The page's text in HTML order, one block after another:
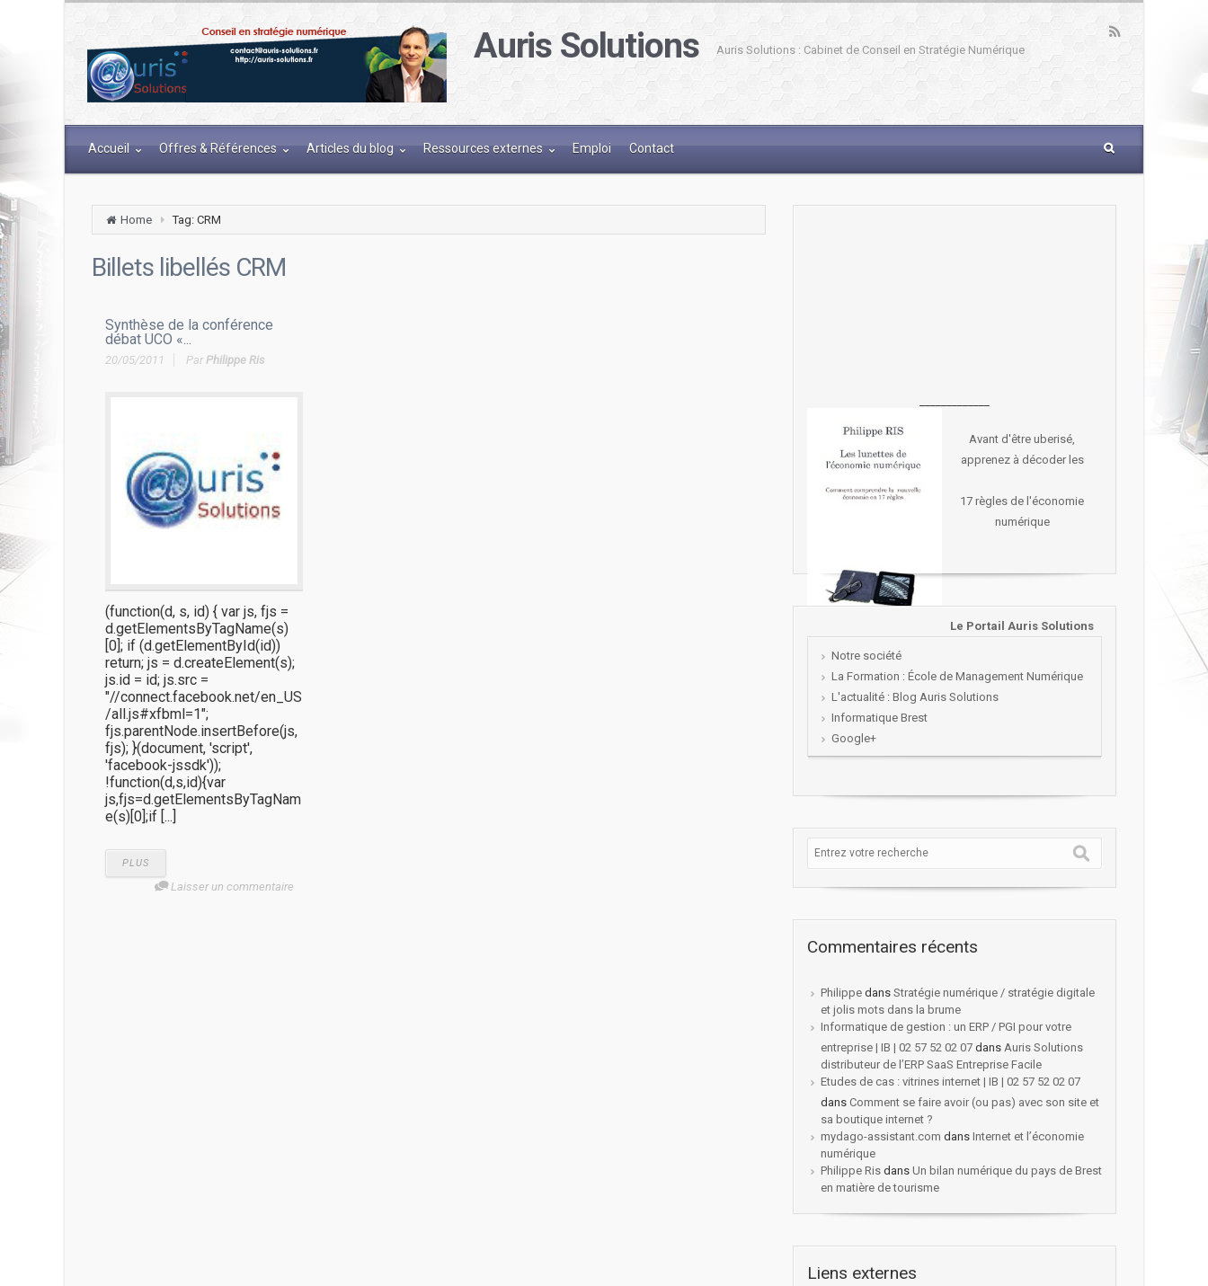
Auris Solutions Auris Solutions : Cabinet de Conseil en Stratégie Numérique
Accueil Offres & Références Articles du blog Ressources externes Emploi Contact
Home Tag: CRM
Billets libellés CRM
Synthèse de la conférence
débat UCO «...
20/05/2011 Par Philippe Ris
(function(d, s, id) { var js, fjs =
d.getElementsByTagName(s)
[0]; if (d.getElementById(id))
return; js = d.createElement(s);
js.id = id; js.src =
"//connect.facebook.net/en_US
/all.js#xfbml=1";
fjs.parentNode.insertBefore(js,
fjs); }(document, 'script',
'facebook-jssdk'));
!function(d,s,id){var
js,fjs=d.getElementsByTagNam
e(s)[0];if [...]
PLUS
Laisser un commentaire
Avant d'être uberisé,
apprenez à décoder les
17 règles de l'économie
numérique
Le Portail Auris Solutions
Notre société
La Formation : École de Management Numérique
L'actualité : Blog Auris Solutions
Informatique Brest
Google+
Commentaires récents
Philippe dans Stratégie numérique / stratégie digitale
et jolis mots dans la brume
Informatique de gestion : un ERP / PGI pour votre
entreprise | IB | 02 57 52 02 07 dans Auris Solutions
distributeur de l’ERP SaaS Entreprise Facile
Etudes de cas : vitrines internet | IB | 02 57 52 02 07
dans Comment se faire avoir (ou pas) avec son site et
sa boutique internet ?
mydago-assistant.com dans Internet et l’économie
numérique
Philippe Ris dans Un bilan numérique du pays de Brest
en matière de tourisme
Liens externes